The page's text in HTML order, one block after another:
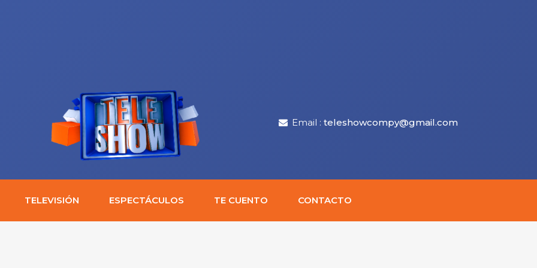
Email : teleshowcompy@gmail.com
TELEVISIÓN ESPECTÁCULOS TE CUENTO CONTACTO